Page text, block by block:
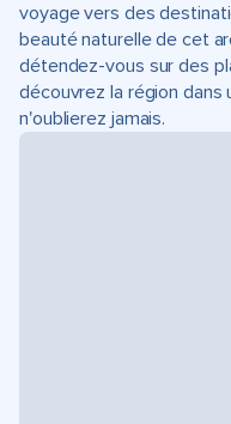
voyage vers des
beauté naturelle de cet
détendez-vous sur des
découvrez la région dans
n'oublierez jamais.